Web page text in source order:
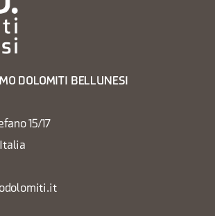
DOLOMITI BELLUNESI
15/17